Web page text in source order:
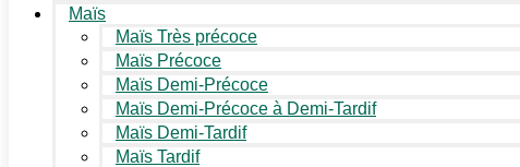
Maïs
Maïs Très précoce
Maïs Précoce
Maïs Demi-Précoce
Maïs Demi-Précoce à Demi-Tardif
Maïs Demi-Tardif
Maïs Tardif